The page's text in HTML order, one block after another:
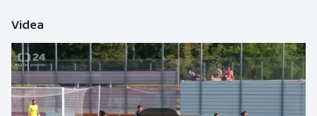
Olympijské hry
Parasport
Videa